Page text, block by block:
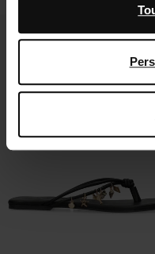
En outre, nous
publicité et de mesure.
page Sécurité
de Google,
- 50%
new